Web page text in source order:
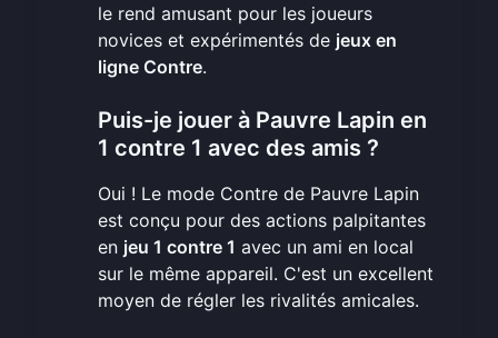
le rend amusant pour les joueurs
novices et expérimentés de jeux en
ligne Contre.
Puis-je jouer à Pauvre Lapin en
1 contre 1 avec des amis ?
Oui ! Le mode Contre de Pauvre Lapin
est conçu pour des actions palpitantes
en jeu 1 contre 1 avec un ami en local
sur le même appareil. C'est un excellent
moyen de régler les rivalités amicales.